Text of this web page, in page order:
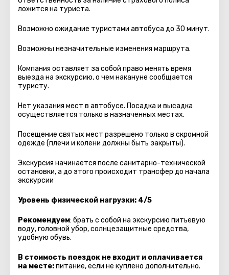
ложится на туриста.
Возможно ожидание туристами автобуса до 30 минут.
Возможны незначительные изменения маршрута.
Компания оставляет за собой право менять время
выезда на экскурсию, о чем накануне сообщается
туристу.
Нет указания мест в автобуcе. Посадка и высадка
осуществляется только в назначенных местах.
Посещение святых мест разрешено только в скромной
одежде (плечи и колени должны быть закрыты).
Экскурсия начинается после санитарно-технической
остановки, а до этого происходит трансфер до начала
экскурсии
Уровень физической нагрузки: 4/5
Рекомендуем: брать с собой на экскурсию питьевую
воду, головной убор, солнцезащитные средства,
удобную обувь.
В стоимость поездок не входит и оплачивается
на месте:питание, если не куплено дополнительно.